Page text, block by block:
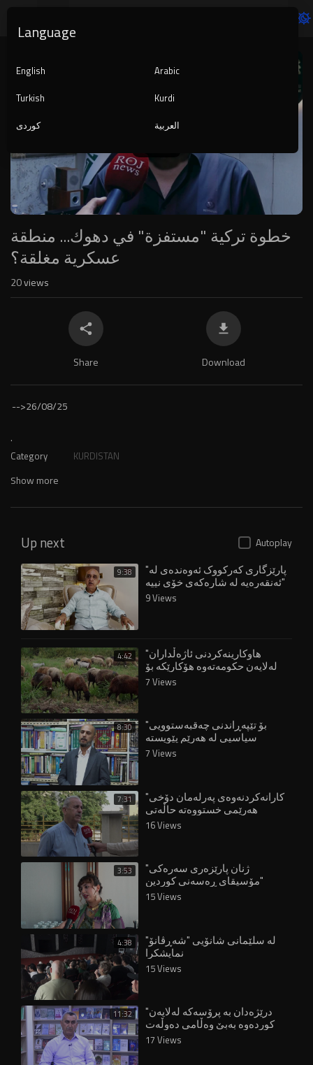
Player
خطوة تركية "مستفزة" في دهوك... منطقة
20views
Share Download
-->26/08/25
.
Category KURDISTAN
Show more
Up next Autoplay
9:38 "پارێزگاری کەرکووک ئەوەندەی لە
ئەنقەرەیە لە شارەکەی خۆی نییە"
9 Views
4:42 "هاوکارینەکردنی ئاژەڵداران
لەلایەن حکومەتەوە هۆکارێکە بۆ
چۆڵبوونی گوندەکان" 7 Views
8:30 "بۆ تێپەڕاندنی چەقبەستوویی
سیاسیی لە هەرێم پێویستە
7 Views
7:31 "کارانەکردنەوەی پەرلەمان دۆخی
هەرێمی خستووەتە حاڵەتی
16 Views
3:53 "ژنان پارێزەری سەرەکی
مۆسیقای ڕەسەنی کوردین"
15 Views
4:38 لە سلێمانی شانۆیی "شەڕڤانۆ"
نمایشکرا
15 Views
11:32 "درێژەدان بە پرۆسەکە لەلایەن
کوردەوە بەبێ وەڵامی دەوڵەت
قورسە"
17 Views
Language
English
Arabic
Turkish
Kurdi
کوردی
العربية